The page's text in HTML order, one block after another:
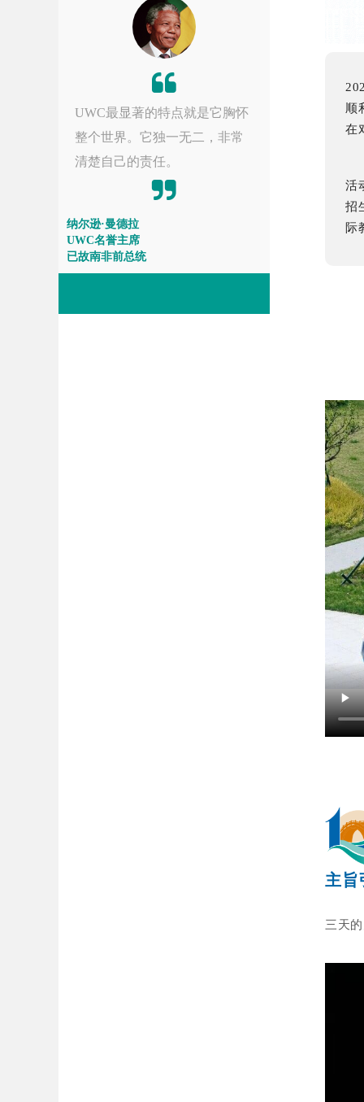
UWC最显著的特点就是它胸怀
整个世界。它独一无二，非常
清楚自己的责任。
纳尔逊·曼德拉
UWC名誉主席
已故南非前总统
顺
在
活
招
际
主旨
三天